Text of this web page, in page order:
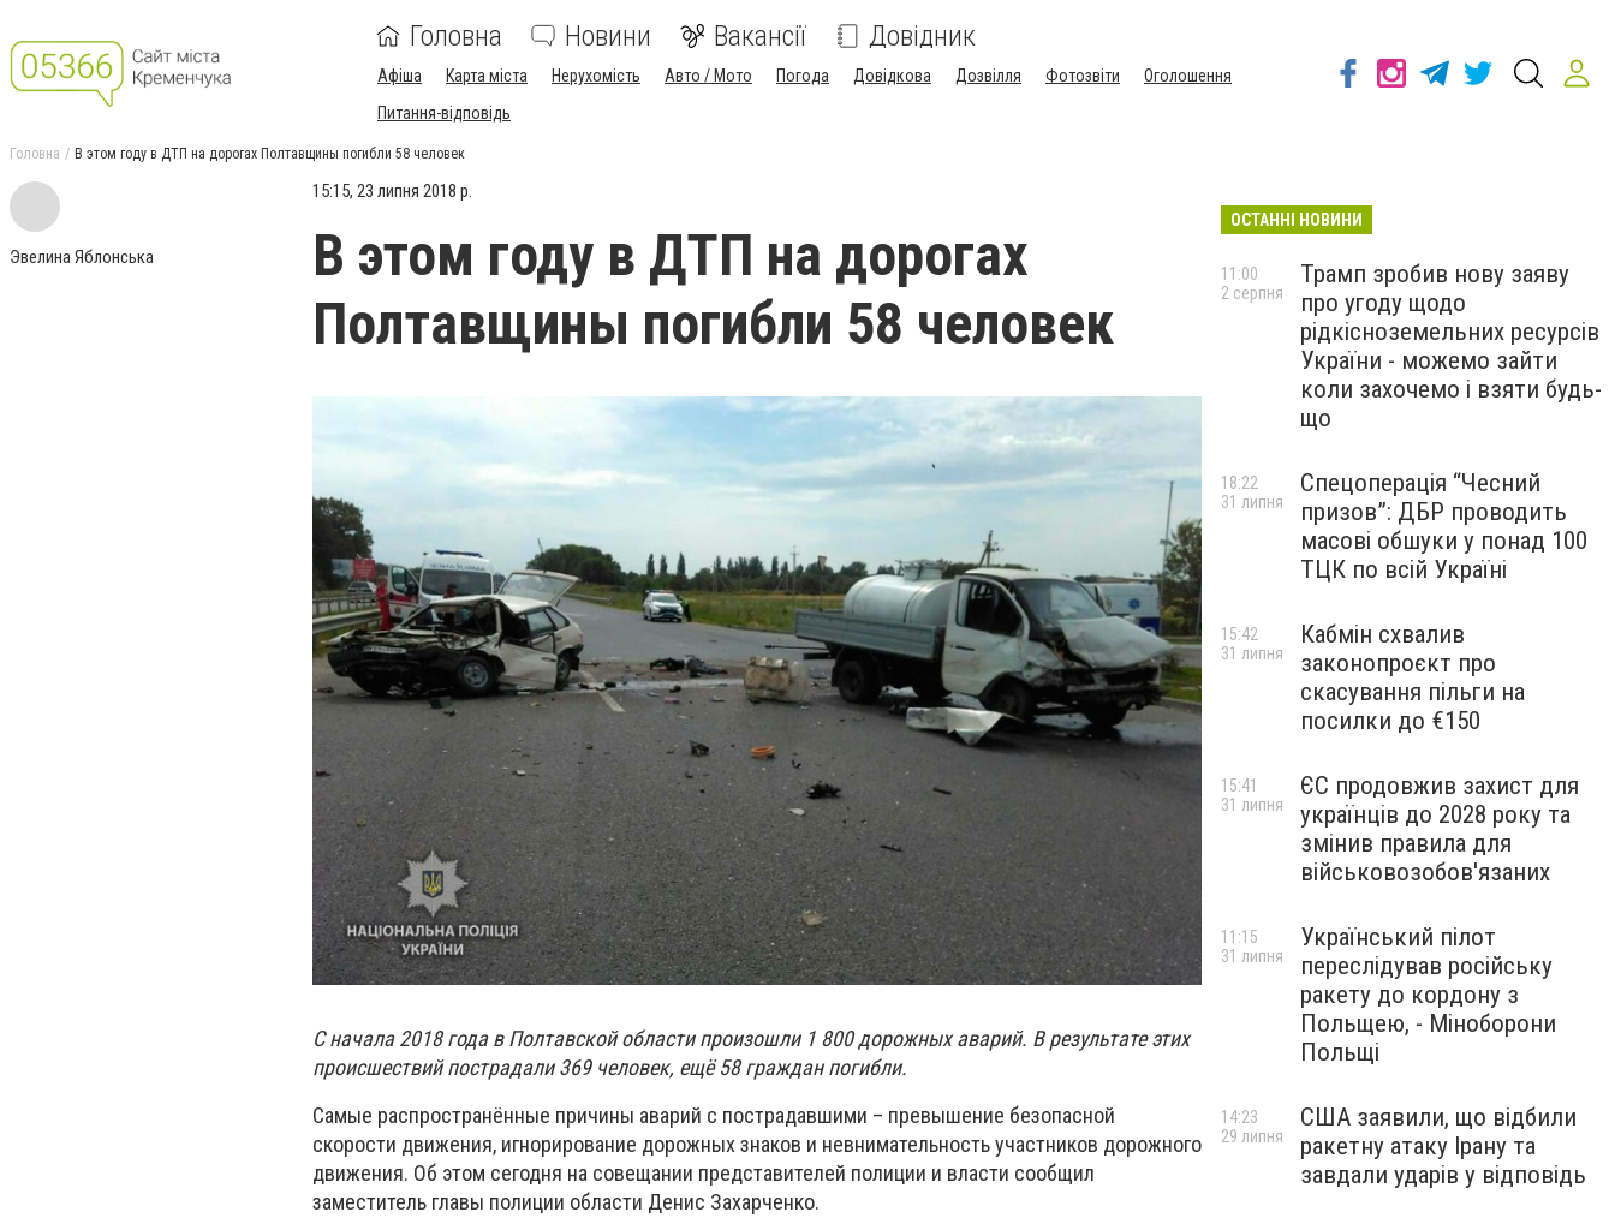
Головна Новини Вакансії Довідник
Афіша Карта міста Нерухомість Авто / Мото Погода Довідкова Дозвілля Фотозвіти
Оголошення
Питання-відповідь
Головна В этом году в ДТП на дорогах Полтавщины погибли 58 человек
Эвелина Яблонська
15:15, 23 липня 2018 р.
В этом году в ДТП на дорогах
Полтавщины погибли 58 человек
С начала 2018 года в Полтавской области произошли 1 800 дорожных аварий. В результате этих
происшествий пострадали 369 человек, ещё 58 граждан погибли.
Самые распространённые причины аварий с пострадавшими – превышение безопасной
скорости движения, игнорирование дорожных знаков и невнимательность участников дорожного
движения. Об этом сегодня на совещании представителей полиции и власти сообщил
заместитель главы полиции области Денис Захарченко.
ОСТАННІ НОВИНИ
Трамп зробив нову заяву
про угоду щодо
рідкісноземельних ресурсів
України - можемо зайти
коли захочемо і взяти будь-
що
11:00
2 серпня
Спецоперація “Чесний
призов”: ДБР проводить
масові обшуки у понад 100
ТЦК по всій Україні
18:22
31 липня
Кабмін схвалив
законопроєкт про
скасування пільги на
посилки до €150
15:42
31 липня
ЄС продовжив захист для
українців до 2028 року та
змінив правила для
військовозобов'язаних
15:41
31 липня
Український пілот
переслідував російську
ракету до кордону з
Польщею, - Міноборони
Польщі
11:15
31 липня
США заявили, що відбили
ракетну атаку Ірану та
завдали ударів у відповідь
14:23
29 липня